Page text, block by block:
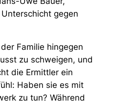
Unterschicht gegen
Familie hingegen
zu schweigen, und
die Ermittler ein
Haben sie es mit
zu tun? Während